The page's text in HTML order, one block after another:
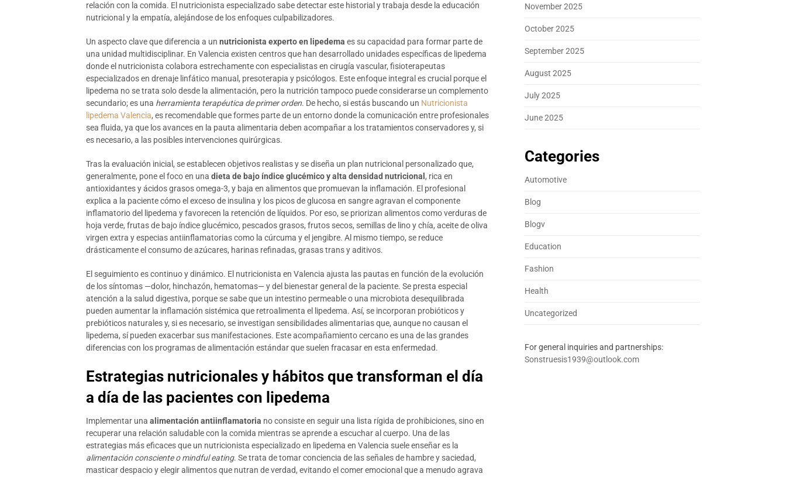
relación con la comida. El nutricionista especializado sabe detectar este historial y trabaja desde la educación
nutricional y la empatía, alejándose de los enfoques culpabilizadores.
Un aspecto clave que diferencia a un nutricionista experto en lipedema es su capacidad para formar parte de
una unidad multidisciplinar. En Valencia existen centros que han desarrollado unidades específicas de lipedema
donde el nutricionista colabora estrechamente con especialistas en cirugía vascular, fisioterapeutas
especializados en drenaje linfático manual, presoterapia y psicólogos. Este enfoque integral es crucial porque el
lipedema no se trata solo desde la alimentación, pero la nutrición tampoco puede considerarse un complemento
secundario; es una herramienta terapéutica de primer orden. De hecho, si estás buscando un Nutricionista
lipedema Valencia, es recomendable que formes parte de un entorno donde la comunicación entre profesionales
sea fluida, ya que los avances en la pauta alimentaria deben acompañar a los tratamientos conservadores y, si
es necesario, a las posibles intervenciones quirúrgicas.
Tras la evaluación inicial, se establecen objetivos realistas y se diseña un plan nutricional personalizado que,
generalmente, pone el foco en una dieta de bajo índice glucémico y alta densidad nutricional , rica en
antioxidantes y ácidos grasos omega-3, y baja en alimentos que promuevan la inflamación. El profesional
explica a la paciente cómo el exceso de insulina y los picos de glucosa en sangre agravan el componente
inflamatorio del lipedema y favorecen la retención de líquidos. Por eso, se priorizan alimentos como verduras de
hoja verde, frutas de bajo índice glucémico, pescados grasos, frutos secos, semillas de lino y chía, aceite de oliva
virgen extra y especias antiinflamatorias como la cúrcuma y el jengibre. Al mismo tiempo, se reduce
drásticamente el consumo de azúcares, harinas refinadas, grasas trans y aditivos.
El seguimiento es continuo y dinámico. El nutricionista en Valencia ajusta las pautas en función de la evolución
de los síntomas —dolor, hinchazón, hematomas— y del bienestar general de la paciente. Se presta especial
atención a la salud digestiva, porque se sabe que un intestino permeable o una microbiota desequilibrada
pueden aumentar la inflamación sistémica que retroalimenta el lipedema. Así, se incorporan probióticos y
prebióticos naturales y, si es necesario, se investigan sensibilidades alimentarias que, aunque no causan el
lipedema, sí pueden exacerbar sus manifestaciones. Este acompañamiento cercano es una de las grandes
diferencias con los programas de alimentación estándar que suelen fracasar en esta enfermedad.
Estrategias nutricionales y hábitos que transforman el día
a día de las pacientes con lipedema
Implementar una alimentación antiinflamatoria no consiste en seguir una lista rígida de prohibiciones, sino en
recuperar una relación saludable con la comida mientras se aprende a escuchar al cuerpo. Una de las
estrategias más eficaces que un nutricionista especializado en lipedema en Valencia suele enseñar es la
alimentación consciente o mindful eating. Se trata de tomar conciencia de las señales de hambre y saciedad,
masticar despacio y elegir alimentos que nutran de verdad, evitando el comer emocional que a menudo agrava
November 2025
October 2025
September 2025
August 2025
July 2025
June 2025
Categories
Automotive
Blog
Blogv
Education
Fashion
Health
Uncategorized
For general inquiries and partnerships:
Sonstruesis1939@outlook.com